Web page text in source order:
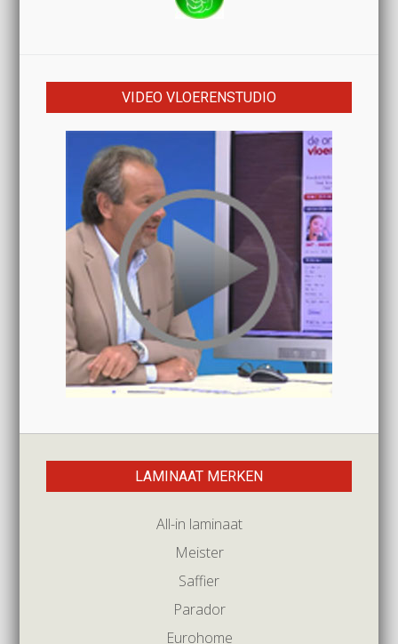
VIDEO VLOERENSTUDIO
LAMINAAT MERKEN
All-in laminaat
Meister
Saffier
Parador
Eurohome